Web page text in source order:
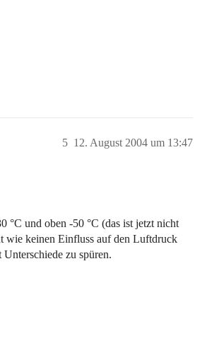
12. August 2004 um 13:47
5
°C und oben -50 °C (das ist jetzt nicht
wie keinen Einfluss auf den Luftdruck
zu spüren.